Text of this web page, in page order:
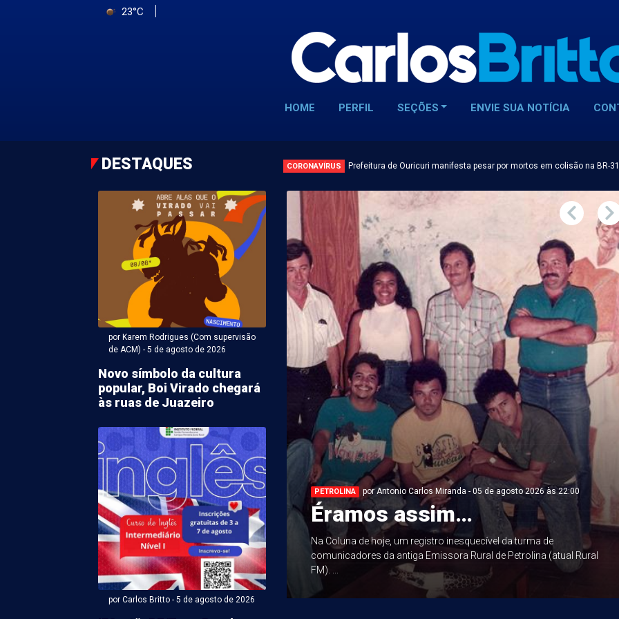
23°C
HOME PERFIL SEÇÕES ENVIE SUA NOTÍCIA
DESTAQUES CORONAVÍRUS Prefeitura de Ouricuri manifesta pesar por mortos em colisão na BR-
por Karem Rodrigues (Com supervisão
de ACM) - 5 de agosto de 2026
Novo símbolo da cultura
popular, Boi Virado chegará
às ruas de Juazeiro
por Carlos Britto - 5 de agosto de 2026
por sucatas
em bairros
da matéria sobre o acúmulo de sucatas nos
e Alto da Aliança, em Juazeiro (BA), ...
PETROLINA por Antonio Carlos Miranda - 05 de agosto 2026 às 22:00
Éramos assim…
Na Coluna de hoje, um registro inesquecível da turma de
comunicadores da antiga Emissora Rural de Petrolina (atual Rural
FM). ...